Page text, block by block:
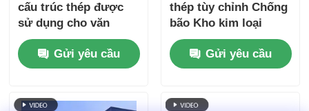
cấu trúc thép được
sử dụng cho văn
phòng / xưởng tại
Chile Gửi yêu cầu
thép tùy chỉnh Chống
bão Kho kim loại
Gửi yêu cầu